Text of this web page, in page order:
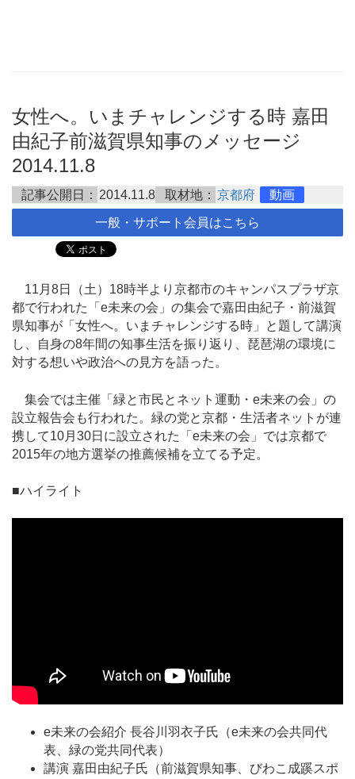
女性へ。いまチャレンジする時 嘉田
由紀子前滋賀県知事のメッセージ
2014.11.8
記事公開日： 2014.11.8 取材地： 京都府 動画
一般・サポート会員はこちら
11月8日（土）18時半より京都市のキャンパスプラザ京
都で行われた「e未来の会」の集会で嘉田由紀子・前滋賀
県知事が「女性へ。いまチャレンジする時」と題して講演
し、自身の8年間の知事生活を振り返り、琵琶湖の環境に
対する想いや政治への見方を語った。
集会では主催「緑と市民とネット運動・e未来の会」の
設立報告会も行われた。緑の党と京都・生活者ネットが連
携して10月30日に設立された「e未来の会」では京都で
2015年の地方選挙の推薦候補を立てる予定。
■ハイライト
e未来の会紹介 長谷川羽衣子氏（e未来の会共同代
表、緑の党共同代表）
講演 嘉田由紀子氏（前滋賀県知事、びわこ成蹊スポ